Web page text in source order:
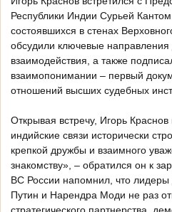
Республики Индии Сурьей
состоявшихся в стенах
обсудили ключевые направления
взаимодействия, а также
взаимопонимании – первый
отношений высших судебных
Открывая встречу, Игорь Краснов
индийские связи исторически
крепкой дружбы и взаимного
знакомству», – обратился он к
ВС России напомнил, что лидеры
Путин и Нарендра Моди не раз